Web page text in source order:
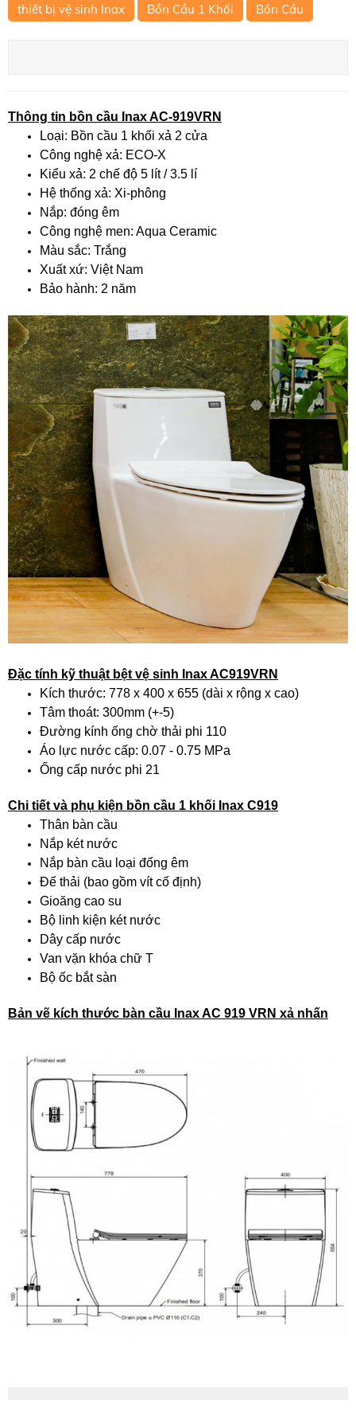
thiết bị vệ sinh Inax
Bồn Cầu 1 Khối Bồn Cầu
Thông tin bồn cầu Inax AC-919VRN
Loại: Bồn cầu 1 khối xả 2 cửa
Công nghệ xả: ECO-X
Kiểu xả: 2 chế độ 5 lít / 3.5 lí
Hệ thống xả: Xi-phông
Nắp: đóng êm
Công nghệ men: Aqua Ceramic
Màu sắc: Trắng
Xuất xứ: Việt Nam
Bảo hành: 2 năm
Đặc tính kỹ thuật bệt vệ sinh Inax AC919VRN
Kích thước: 778 x 400 x 655 (dài x rộng x cao)
Tâm thoát: 300mm (+-5)
Đường kính ống chờ thải phi 110
Áo lực nước cấp: 0.07 - 0.75 MPa
Ống cấp nước phi 21
Chi tiết và phụ kiện bồn cầu 1 khối Inax C919
Thân bàn cầu
Nắp két nước
Nắp bàn cầu loại đống êm
Đế thải (bao gồm vít cố định)
Gioăng cao su
Bộ linh kiện két nước
Dây cấp nước
Van vặn khóa chữ T
Bộ ốc bắt sàn
Bản vẽ kích thước bàn cầu Inax AC 919 VRN xả nhấn